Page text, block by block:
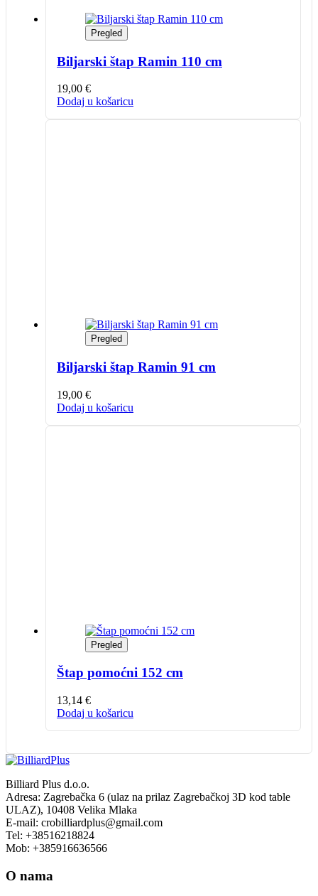
Pregled
Biljarski štap Ramin 110 cm
19,00 €
Dodaj u košaricu
Pregled
Biljarski štap Ramin 91 cm
19,00 €
Dodaj u košaricu
Pregled
Štap pomoćni 152 cm
13,14 €
Dodaj u košaricu
Billiard Plus d.o.o.
Adresa: Zagrebačka 6 (ulaz na prilaz Zagrebačkoj 3D kod table
ULAZ), 10408 Velika Mlaka
E-mail: crobilliardplus@gmail.com
Tel: +38516218824
Mob: +385916636566
O nama